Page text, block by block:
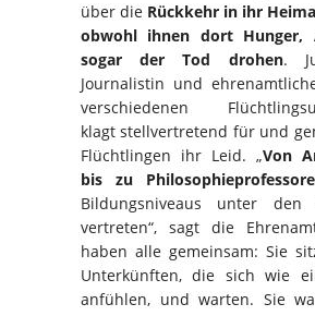
über die Rückkehr in ihr
obwohl ihnen dort Hunger,
sogar der Tod drohen.
Journalistin und
verschiedenen
klagt stellvertretend für und
Flüchtlingen ihr Leid. „Von
bis zu
Bildungsniveaus unter den
vertreten“, sagt die
haben alle gemeinsam: Sie
Unterkünften, die sich wie
anfühlen, und warten. Sie